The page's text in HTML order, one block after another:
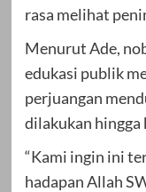
rasa melihat
Menurut Ade,
edukasi publik
perjuangan
dilakukan hingga
“Kami ingin ini
hadapan Allah